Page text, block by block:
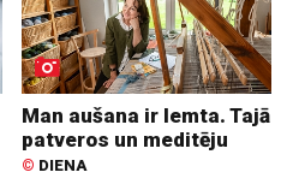
Man aušana ir lemta. Tajā
patveros un meditēju
© DIENA